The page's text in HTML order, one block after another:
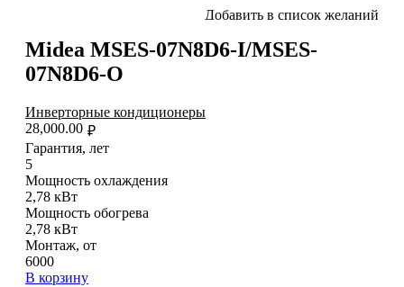
Добавить в список желаний
Midea MSES-07N8D6-I/MSES-
07N8D6-O
Инверторные кондиционеры
₽
28,000.00
Гарантия, лет
5
Мощность охлаждения
2,78 кВт
Мощность обогрева
2,78 кВт
Монтаж, от
6000
В корзину